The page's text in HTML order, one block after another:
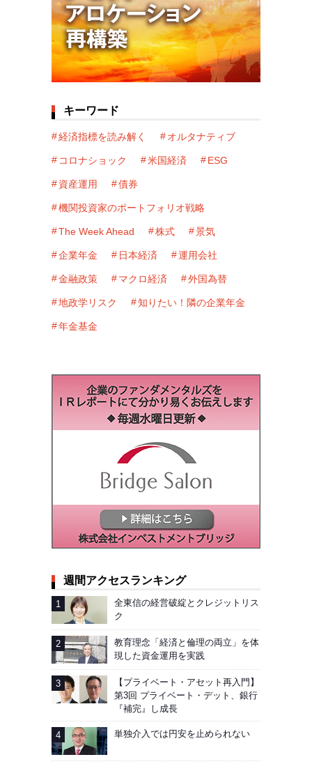
キーワード
経済指標を読み解く オルタナティブ
コロナショック 米国経済 ESG
資産運用 債券
機関投資家のポートフォリオ戦略
The Week Ahead 株式 景気
企業年金 日本経済 運用会社
金融政策 マクロ経済 外国為替
地政学リスク 知りたい！隣の企業年金
年金基金
週間アクセスランキング
全東信の経営破綻とクレジットリス
ク
教育理念「経済と倫理の両立」を体
現した資金運用を実践
【プライベート・アセット再入門】
第3回 プライベート・デット、銀行
『補完』し成長
単独介入では円安を止められない